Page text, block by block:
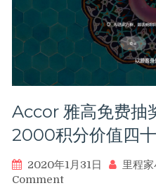
点
上
点
以
额
外
得
Accor 雅高免费抽
2000积分价值四
2020年1月31日 里程
Commenton